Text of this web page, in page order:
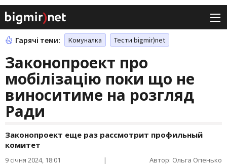
Гарячі теми: Комуналка Тести bigmir)net
Законопроект про
мобілізацію поки що не
виноситиме на розгляд
Ради
Законопроект еще раз рассмотрит профильный
комитет
9 січня 2024, 18:01 | Автор: Ольга Опенько